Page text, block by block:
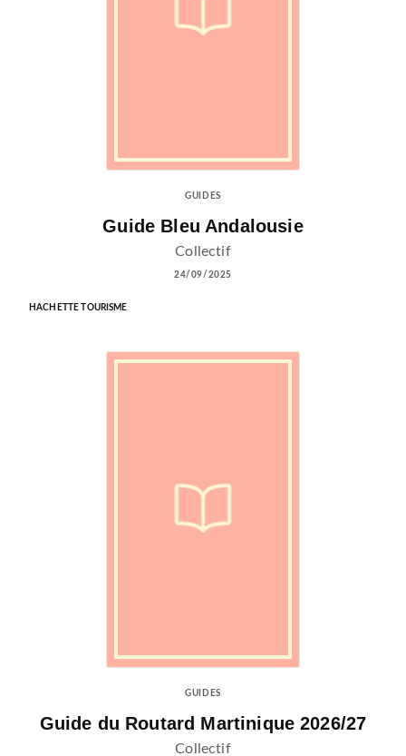
GUIDES
Guide Bleu Andalousie
Collectif
24/09/2025
HACHETTE TOURISME
GUIDES
Guide du Routard Martinique 2026/27
Collectif